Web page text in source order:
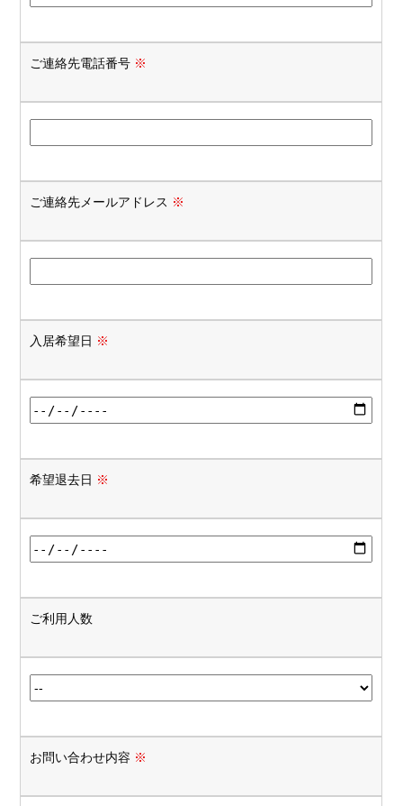
ご連絡先電話番号 ※
ご連絡先メールアドレス ※
入居希望日 ※
希望退去日 ※
ご利用人数
お問い合わせ内容 ※